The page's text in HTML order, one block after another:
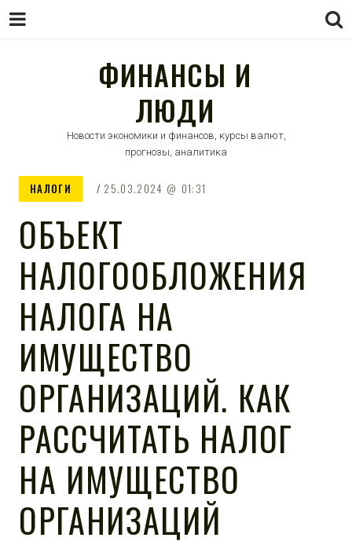
ФИНАНСЫ И
ЛЮДИ
Новости экономики и финансов, курсы валют,
прогнозы, аналитика
НАЛОГИ 25.03.2024 01:31
ОБЪЕКТ
НАЛОГООБЛОЖЕНИЯ
НАЛОГА НА
ИМУЩЕСТВО
ОРГАНИЗАЦИЙ. КАК
РАССЧИТАТЬ НАЛОГ
НА ИМУЩЕСТВО
ОРГАНИЗАЦИЙ